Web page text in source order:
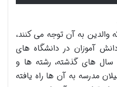
والدین به آن توجه می کنند،
آموزان در دانشگاه های
سال های گذشته، رشته ها و
مدرسه به آن ها راه یافته